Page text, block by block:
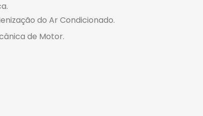
do Ar Condicionado.
de Motor.